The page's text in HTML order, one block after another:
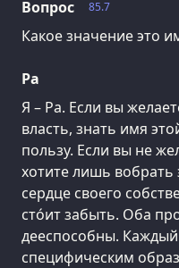
85.7
Вопрос
Какое значение это
Ра
Я – Ра. Если вы
власть, знать имя
пользу. Если вы не
хотите лишь вобрать
сердце своего
сто́ит забыть. Оба
дееспособны.
специфическим